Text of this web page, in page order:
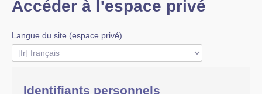
Contact
Les antennes
Espace membres
Accéder à l'espace privé
Langue du site (espace privé)
Identifiants personnels